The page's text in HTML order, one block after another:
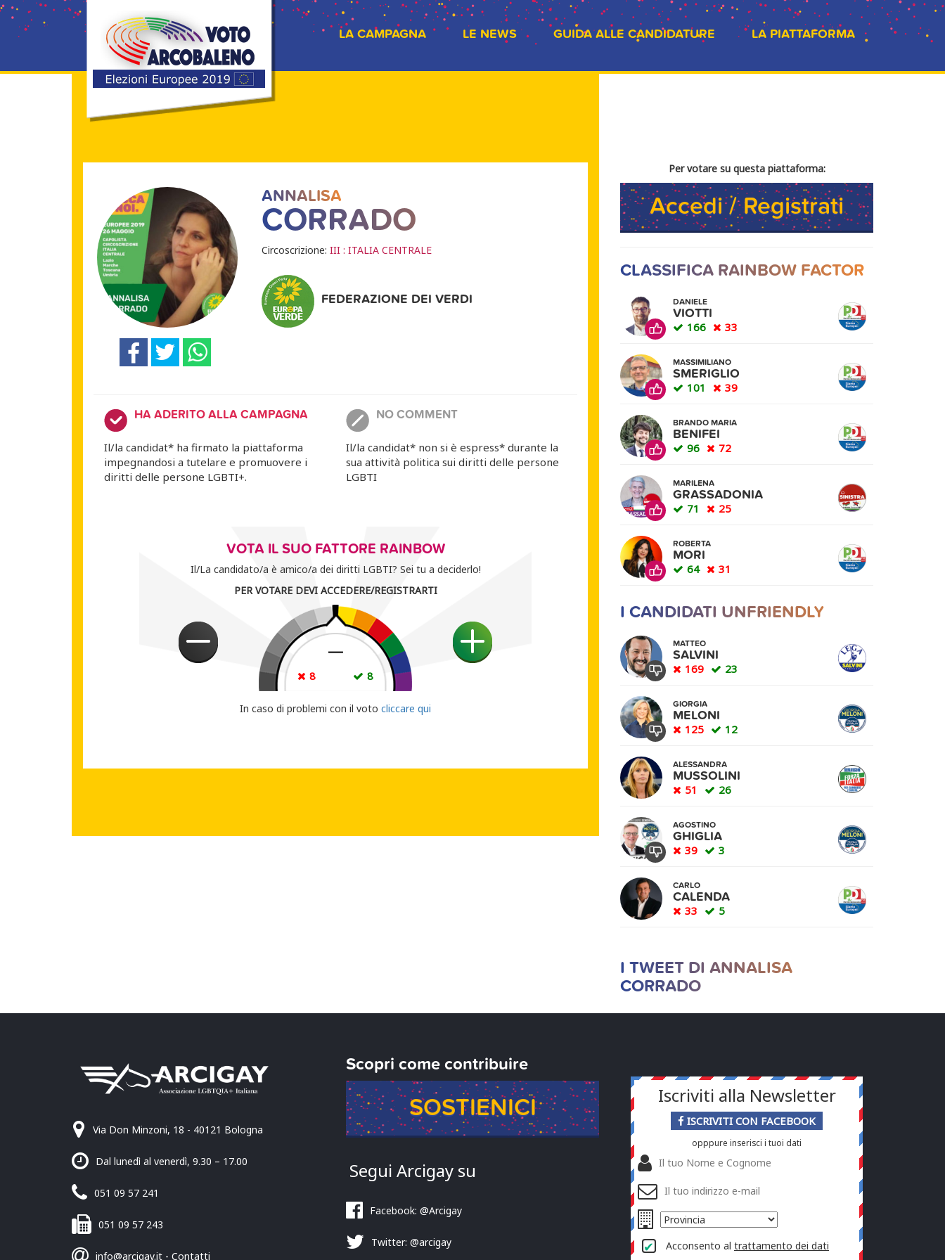
LA CAMPAGNA LE NEWS GUIDA ALLE CANDIDATURE LA PIATTAFORMA
ANNALISA
CORRADO
Circoscrizione:III : ITALIA CENTRALE
FEDERAZIONE DEI VERDI
HA ADERITO ALLA CAMPAGNA
Il/la candidat* ha firmato la piattaforma
impegnandosi a tutelare e promuovere i
diritti delle persone LGBTI+.
NO COMMENT
Il/la candidat* non si è espress* durante la
sua attività politica sui diritti delle persone
LGBTI
VOTA IL SUO FATTORE RAINBOW
Il/La candidato/a è amico/a dei diritti LGBTI? Sei tu a deciderlo!
PER VOTARE DEVI ACCEDERE/REGISTRARTI
—
8 8
CONDIVIDI IL TUO VOTO
In caso di problemi con il voto cliccare qui
Per votare su questa piattaforma:
Accedi / Registrati
CLASSIFICA RAINBOW FACTOR
DANIELE
VIOTTI
166 33
MASSIMILIANO
SMERIGLIO
101 39
BRANDO MARIA
BENIFEI
96 72
MARILENA
GRASSADONIA
71 25
ROBERTA
MORI
64 31
I CANDIDATI UNFRIENDLY
MATTEO
SALVINI
169 23
GIORGIA
MELONI
125 12
ALESSANDRA
MUSSOLINI
51 26
AGOSTINO
GHIGLIA
39 3
CARLO
CALENDA
33 5
I TWEET DI ANNALISA
CORRADO
Via Don Minzoni, 18 - 40121 Bologna
Dal lunedì al venerdì, 9.30 – 17.00
051 09 57 241
051 09 57 243
info@arcigay.it - Contatti
Scopri come contribuire
SOSTIENICI
Segui Arcigay su
Facebook: @Arcigay
Twitter: @arcigay
Iscriviti alla Newsletter
ISCRIVITI CON FACEBOOK
opppure inserisci i tuoi dati
Acconsento al trattamento dei dati